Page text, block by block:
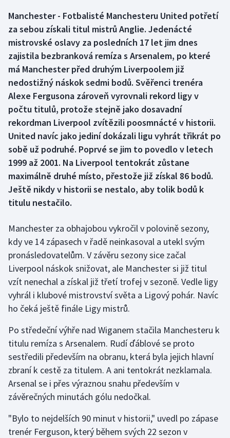
Curling
Dostihy
Florbal
Futsal
Golf
Gymnastika
Házená
Jezdectví
Judo
Krasobruslení
Lezení
Lyže a snowboard
Moderní pětiboj
Motorsport
Olympijské hry
Parasport
Plavání
Manchester - Fotbalisté Manchesteru United potřetí
za sebou získali titul mistrů Anglie. Jedenácté
mistrovské oslavy za posledních 17 let jim dnes
zajistila bezbranková remíza s Arsenalem, po které
má Manchester před druhým Liverpoolem již
nedostižný náskok sedmi bodů. Svěřenci trenéra
Alexe Fergusona zároveň vyrovnali rekord ligy v
počtu titulů, protože stejně jako dosavadní
rekordman Liverpool zvítězili poosmnácté v historii.
United navíc jako jediní dokázali ligu vyhrát třikrát po
sobě už podruhé. Poprvé se jim to povedlo v letech
1999 až 2001. Na Liverpool tentokrát zůstane
maximálně druhé místo, přestože již získal 86 bodů.
Ještě nikdy v historii se nestalo, aby tolik bodů k
titulu nestačilo.
Manchester za obhajobou vykročil v polovině sezony,
kdy ve 14 zápasech v řadě neinkasoval a utekl svým
pronásledovatelům. V závěru sezony sice začal
Liverpool náskok snižovat, ale Manchester si již titul
vzít nenechal a získal již třetí trofej v sezoně. Vedle ligy
vyhrál i klubové mistrovství světa a Ligový pohár. Navíc
ho čeká ještě finále Ligy mistrů.
Po středeční výhře nad Wiganem stačila Manchesteru k
titulu remíza s Arsenalem. Rudí ďáblové se proto
sestředili především na obranu, která byla jejich hlavní
zbraní k cestě za titulem. A ani tentokrát nezklamala.
Arsenal se i přes výraznou snahu především v
závěrečných minutách gólu nedočkal.
"Bylo to nejdelších 90 minut v historii," uvedl po zápase
trenér Ferguson, který během svých 22 sezon v